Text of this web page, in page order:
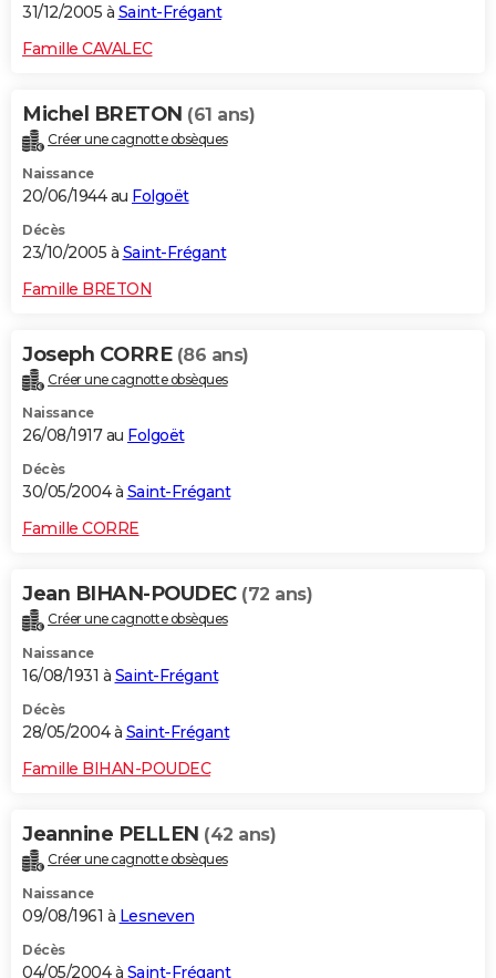
31/12/2005 à Saint-Frégant
Famille CAVALEC
Michel BRETON (61 ans)
Créer une cagnotte obsèques
Naissance
20/06/1944 au Folgoët
Décès
23/10/2005 à Saint-Frégant
Famille BRETON
Joseph CORRE (86 ans)
Créer une cagnotte obsèques
Naissance
26/08/1917 au Folgoët
Décès
30/05/2004 à Saint-Frégant
Famille CORRE
Jean BIHAN-POUDEC (72 ans)
Créer une cagnotte obsèques
Naissance
16/08/1931 à Saint-Frégant
Décès
28/05/2004 à Saint-Frégant
Famille BIHAN-POUDEC
Jeannine PELLEN (42 ans)
Créer une cagnotte obsèques
Naissance
09/08/1961 à Lesneven
Décès
04/05/2004 à Saint-Frégant